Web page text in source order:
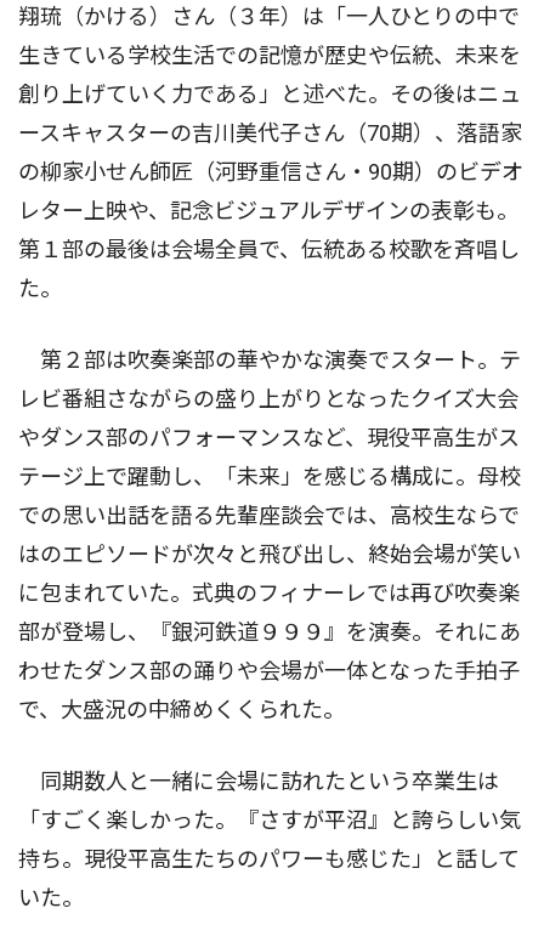
翔琉（かける）さん（３年）は「一人ひとりの中で
生きている学校生活での記憶が歴史や伝統、未来を
創り上げていく力である」と述べた。その後はニュ
ースキャスターの吉川美代子さん（70期）、落語家
の柳家小せん師匠（河野重信さん・90期）のビデオ
レター上映や、記念ビジュアルデザインの表彰も。
第１部の最後は会場全員で、伝統ある校歌を斉唱し
た。
第２部は吹奏楽部の華やかな演奏でスタート。テ
レビ番組さながらの盛り上がりとなったクイズ大会
やダンス部のパフォーマンスなど、現役平高生がス
テージ上で躍動し、「未来」を感じる構成に。母校
での思い出話を語る先輩座談会では、高校生ならで
はのエピソードが次々と飛び出し、終始会場が笑い
に包まれていた。式典のフィナーレでは再び吹奏楽
部が登場し、『銀河鉄道９９９』を演奏。それにあ
わせたダンス部の踊りや会場が一体となった手拍子
で、大盛況の中締めくくられた。
同期数人と一緒に会場に訪れたという卒業生は
「すごく楽しかった。『さすが平沼』と誇らしい気
持ち。現役平高生たちのパワーも感じた」と話して
いた。